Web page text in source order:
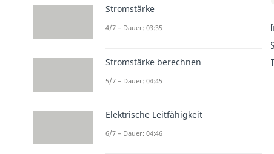
Stromstärke
4/7 – Dauer: 03:35
Stromstärke berechnen
5/7 – Dauer: 04:45
Elektrische Leitfähigkeit
6/7 – Dauer: 04:46